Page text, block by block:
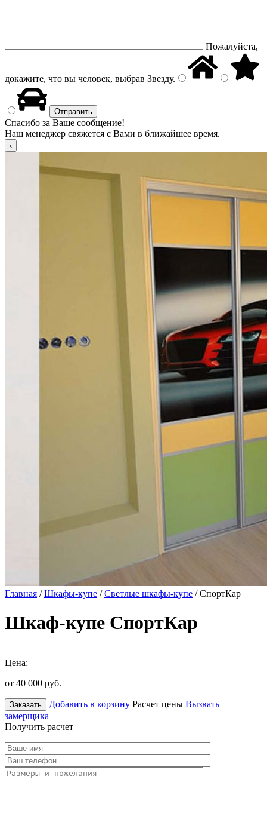
Пожалуйста,
докажите, что вы человек, выбрав Звезду.
Спасибо за Ваше сообщение!
Наш менеджер свяжется с Вами в ближайшее время.
Главная /Шкафы-купе /Светлые шкафы-купе / СпортКар
Шкаф-купе СпортКар
Цена:
от 40 000 руб.
Заказать Добавить в корзину Расчет цены Вызвать
замерщика
Получить расчет